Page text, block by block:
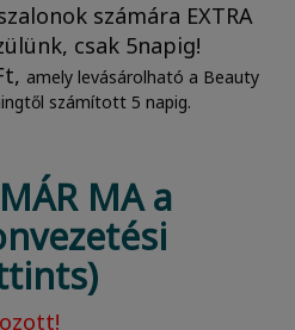
számára EXTRA
csak 5napig!
amely levásárolható a Beauty
számított 5 napig.
MA a